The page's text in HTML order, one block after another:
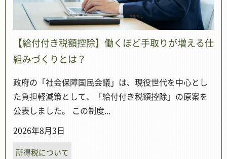
【給付付き税額控除】働くほど手取りが増える仕
組みづくりとは？
政府の「社会保障国民会議」は、現役世代を中心とし
た負担軽減策として、「給付付き税額控除」の原案を
公表しました。 この制度...
2026年8月3日
所得税について